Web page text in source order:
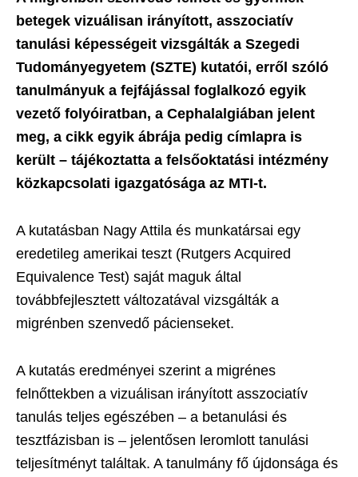
betegek vizuálisan irányított, asszociatív
tanulási képességeit vizsgálták a Szegedi
Tudományegyetem (SZTE) kutatói, erről szóló
tanulmányuk a fejfájással foglalkozó egyik
vezető folyóiratban, a Cephalalgiában jelent
meg, a cikk egyik ábrája pedig címlapra is
került – tájékoztatta a felsőoktatási intézmény
közkapcsolati igazgatósága az MTI-t.
A kutatásban Nagy Attila és munkatársai egy
eredetileg amerikai teszt (Rutgers Acquired
Equivalence Test) saját maguk által
továbbfejlesztett változatával vizsgálták a
migrénben szenvedő pácienseket.
A kutatás eredményei szerint a migrénes
felnőttekben a vizuálisan irányított asszociatív
tanulás teljes egészében – a betanulási és
tesztfázisban is – jelentősen leromlott tanulási
teljesítményt találtak. A tanulmány fő újdonsága és